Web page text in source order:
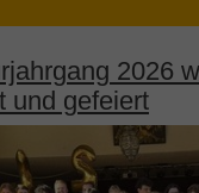
2026
und gefeiert